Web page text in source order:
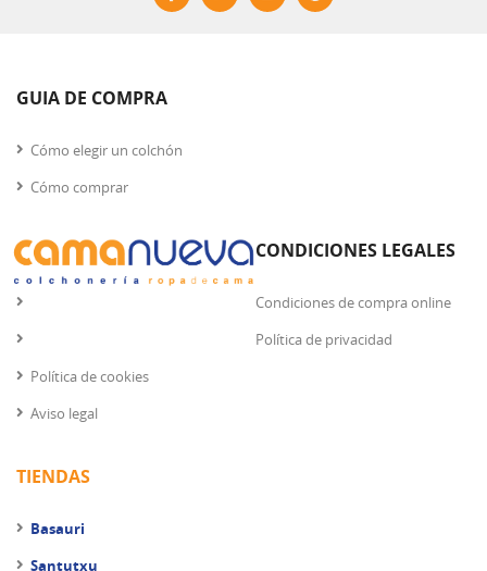
GUIA DE COMPRA
Cómo elegir un colchón
Cómo comprar
CONDICIONES LEGALES
Condiciones de compra online
Política de privacidad
Política de cookies
Aviso legal
TIENDAS
Basauri
Santutxu